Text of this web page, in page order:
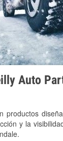
Auto
y la